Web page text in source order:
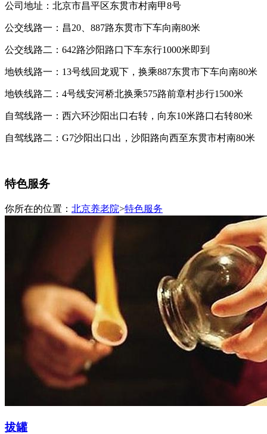
公司地址：北京市昌平区东贯市村南甲8号
公交线路一：昌20、887路东贯市下车向南80米
公交线路二：642路沙阳路口下车东行1000米即到
地铁线路一：13号线回龙观下，换乘887东贯市下车向南80米
地铁线路二：4号线安河桥北换乘575路前章村步行1500米
自驾线路一：西六环沙阳出口右转，向东10米路口右转80米
自驾线路二：G7沙阳出口出，沙阳路向西至东贯市村南80米
特色服务
你所在的位置： 北京养老院>特色服务
拔罐